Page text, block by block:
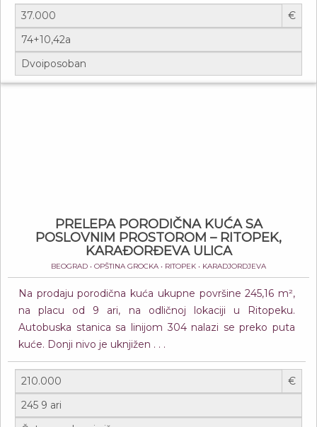
€
PRELEPA PORODIČNA KUĆA SA
POSLOVNIM PROSTOROM – RITOPEK,
KARAĐORĐEVA ULICA
BEOGRAD • OPŠTINA GROCKA • RITOPEK • KARADJORDJEVA
Na prodaju porodična kuća ukupne površine 245,16 m²,
na placu od 9 ari, na odličnoj lokaciji u Ritopeku.
Autobuska stanica sa linijom 304 nalazi se preko puta
kuće. Donji nivo je uknjižen . . .
€